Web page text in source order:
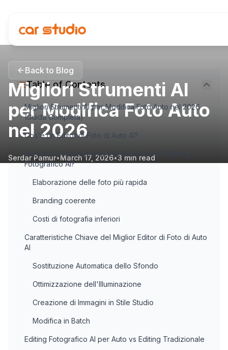
Back to Blog
Migliori Strumenti AI
per Modifica Foto Auto
nel 2026
Serdar Pamur•March 17, 2026•3min read
Table of Contents
Migliori Strumenti AI per Modifica Foto Auto nel 2026
(Guida Completa)
Cos'è un Editor di Foto di Auto AI?
Perché le Concessionarie di Auto Usano l'Editing
Fotografico AI?
Elaborazione delle foto più rapida
Branding coerente
Costi di fotografia inferiori
Caratteristiche Chiave del Miglior Editor di Foto di Auto
AI
Sostituzione Automatica dello Sfondo
Ottimizzazione dell'Illuminazione
Creazione di Immagini in Stile Studio
Modifica in Batch
Editing Fotografico AI per Auto vs Editing Tradizionale